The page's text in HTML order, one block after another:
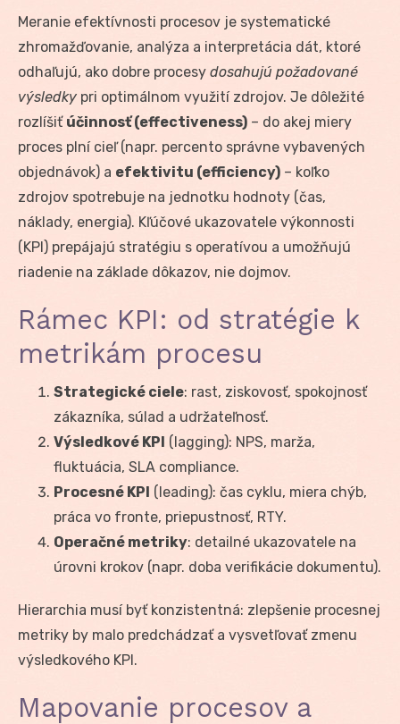
Meranie efektívnosti procesov je systematické
zhromažďovanie, analýza a interpretácia dát, ktoré
odhaľujú, ako dobre procesy dosahujú požadované
výsledky pri optimálnom využití zdrojov. Je dôležité
rozlíšiť účinnosť (effectiveness) – do akej miery
proces plní cieľ (napr. percento správne vybavených
objednávok) a efektivitu (efficiency) – koľko
zdrojov spotrebuje na jednotku hodnoty (čas,
náklady, energia). Kľúčové ukazovatele výkonnosti
(KPI) prepájajú stratégiu s operatívou a umožňujú
riadenie na základe dôkazov, nie dojmov.
Rámec KPI: od stratégie k
metrikám procesu
Strategické ciele: rast, ziskovosť, spokojnosť
zákazníka, súlad a udržateľnosť.
Výsledkové KPI (lagging): NPS, marža,
fluktuácia, SLA compliance.
Procesné KPI (leading): čas cyklu, miera chýb,
práca vo fronte, priepustnosť, RTY.
Operačné metriky: detailné ukazovatele na
úrovni krokov (napr. doba verifikácie dokumentu).
Hierarchia musí byť konzistentná: zlepšenie procesnej
metriky by malo predchádzať a vysvetľovať zmenu
výsledkového KPI.
Mapovanie procesov a